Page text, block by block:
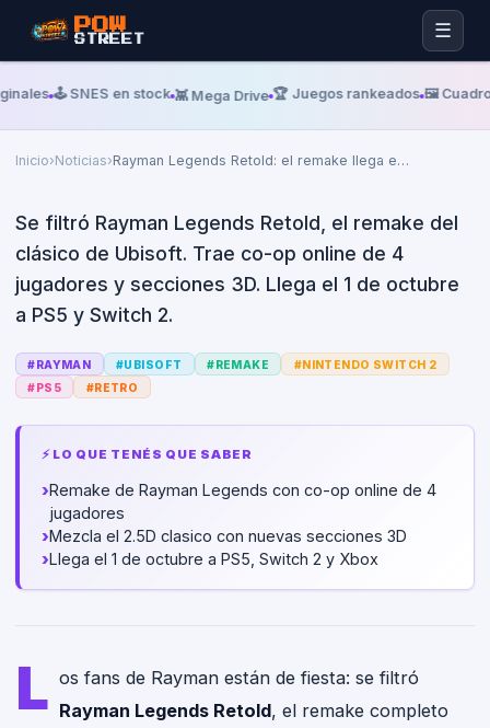
POW
STREET ☰
🕹️ SNES en stock 👾 Mega Drive 🏆 Juegos rankeados 🖼️
Inicio›Noticias›Rayman Legends Retold: el remake llega e…
Rayman Legends Retold: el
remake llega en octubre 2026
Se filtró Rayman Legends Retold, el remake del
clásico de Ubisoft. Trae co-op online de 4
jugadores y secciones 3D. Llega el 1 de octubre
a PS5 y Switch 2.
#RAYMAN #UBISOFT #REMAKE #NINTENDO SWITCH 2
#PS5 #RETRO
⚡ LO QUE TENÉS QUE SABER
›Remake de Rayman Legends con co-op online de 4
jugadores
›Mezcla el 2.5D clasico con nuevas secciones 3D
›Llega el 1 de octubre a PS5, Switch 2 y Xbox
L os fans de Rayman están de fiesta: se filtró
Rayman Legends Retold, el remake completo